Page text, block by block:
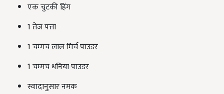
एक चुटकी हिंग
1 तेज पत्ता
1 चम्मच लाल मिर्च पाउडर
1 चम्मच धनिया पाउडर
स्वादानुसार नमक